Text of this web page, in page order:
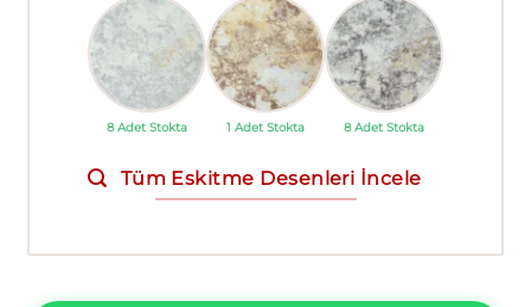
8 Adet Stokta 1 Adet Stokta 8 Adet Stokta
Tüm Eskitme Desenleri İncele